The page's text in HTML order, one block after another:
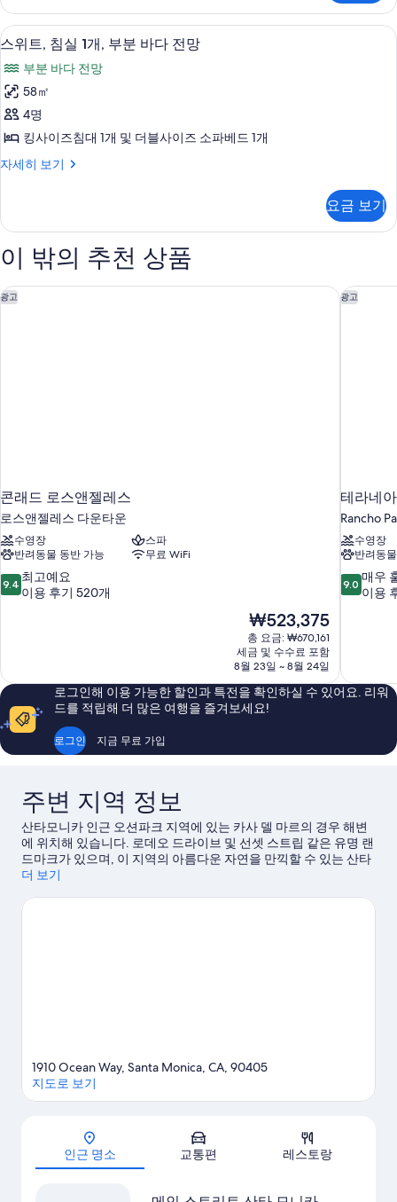
사
진
모
두
보
기
실
개
(Pacific
View)
자
세
히
보
스
트,
침
실
1
개,
분
다
전
망
미니바, 객실 내 금고, 책상, 다리미/다
6
스위트, 침실 1개, 부분 바다 전망
부분 바다 전망
58㎡
4명
킹사이즈침대 1개 및 더블사이즈 소파베드 1개
자세히 보기
스
실
개,
분
바
요금 보기
이 밖의 추천 상품
광고
콘래드 로스앤젤레스
로스앤젤레스 다운타운
수영장
스파
반려동물 동반 가능
무료 WiFi
10
점
점,
최
예
요,
이
9.4 최고예요
이용 후기 520개
현
재
요
금
₩523,375
₩523,375
총 요금: ₩670,161
세금 및 수수료 포함
8월 23일 ~ 8월 24일
콘래드 로스앤젤레스 광고
테라네
Rancho
수영장
반려동
10
점
점,
매
우
해
기
1,019
개
9.0 매우
이용
테라네
로그인해 이용 가능한 할인과 특전을 확인하실 수 있어요. 리워
드를 적립해 더 많은 여행을 즐겨보세요!
로그인 지금 무료 가입
주변 지역 정보
산타모니카 인근 오션파크 지역에 있는 카사 델 마르의 경우 해변
에 위치해 있습니다. 로데오 드라이브 및 선셋 스트립 같은 유명 랜
드마크가 있으며, 이 지역의 아름다운 자연을 만끽할 수 있는 산타
모니카 비치, 베니스 해변도 방문해 볼 만합니다. 각종 이벤트나 게
산타모니카 여행 가이드 보기
더 보기
지도
1910 Ocean Way, Santa Monica, CA, 90405
지도로 보기
인근 명소 교통편 레스토랑